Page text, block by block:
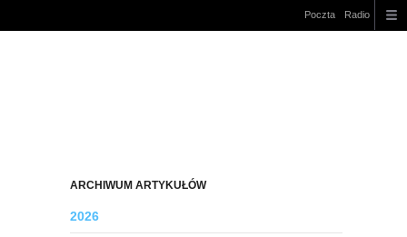
Poczta Radio
ARCHIWUM ARTYKUŁÓW
2026